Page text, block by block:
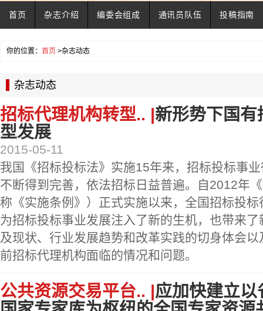
首页 杂志介绍 编委会组成 通讯员队伍 投稿指南
你的位置： 首页 >杂志动态
杂志动态
招标代理机构转型.. |新形势下国
型发展
2015-05-11
我国《招标投标法》实施15年来，招标投标事
不断得到完善，依法招标日益普遍。自2012年
称《实施条例》）正式实施以来，全国招标投
为招标投标事业发展注入了新的生机，也带来
及现状、行业发展趋势和改革实践的切身体会
前招标代理机构面临的情况和问题。
公共资源交易平台.. |应加快建立